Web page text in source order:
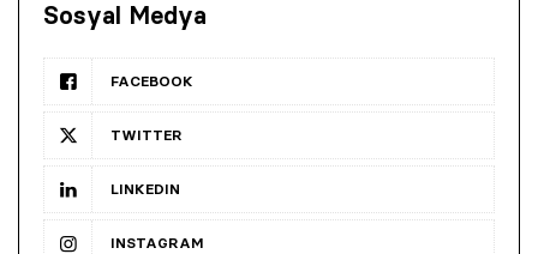
Sosyal Medya
FACEBOOK
TWITTER
LINKEDIN
INSTAGRAM